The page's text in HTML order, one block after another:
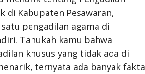
di Kabupaten Pesawaran,
pengadilan agama di
Tahukah kamu bahwa
khusus yang tidak ada di
ternyata ada banyak fakta